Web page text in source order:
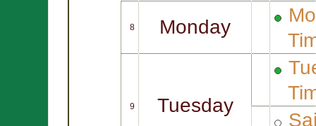
8 Monday
9 Tuesday